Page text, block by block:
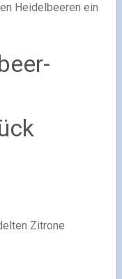
Heidelbeeren ein
Zitrone